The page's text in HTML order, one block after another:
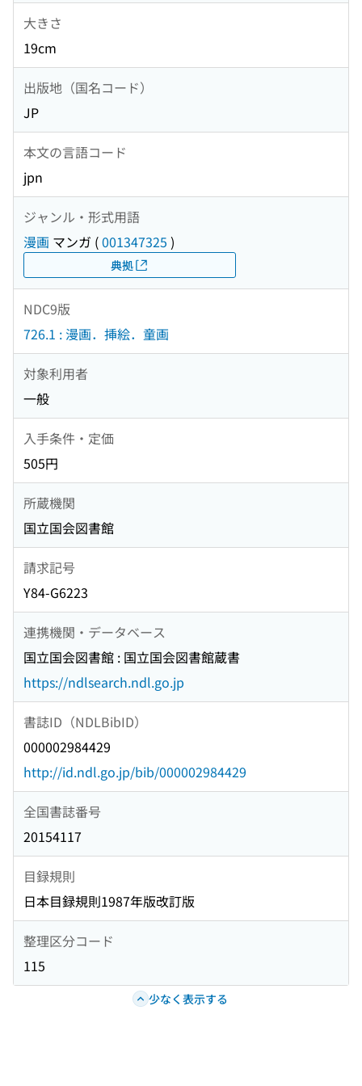
大きさ
19cm
出版地（国名コード）
JP
本文の言語コード
jpn
ジャンル・形式用語
漫画 マンガ (001347325 )
典拠
NDC9版
726.1 : 漫画．挿絵．童画
対象利用者
一般
入手条件・定価
505円
所蔵機関
国立国会図書館
請求記号
Y84-G6223
連携機関・データベース
国立国会図書館 : 国立国会図書館蔵書
https://ndlsearch.ndl.go.jp
書誌ID（NDLBibID）
000002984429
http://id.ndl.go.jp/bib/000002984429
全国書誌番号
20154117
目録規則
日本目録規則1987年版改訂版
整理区分コード
115
少なく表示する